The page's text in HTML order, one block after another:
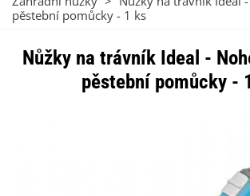
pěstební pomůcky - 1 ks
Nůžky na trávník Ideal -
pěstební pomůcky -